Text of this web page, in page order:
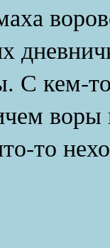
С кем-
то